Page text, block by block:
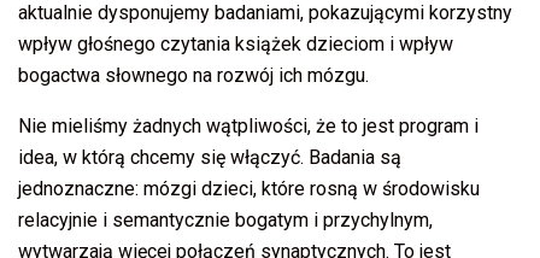
aktualnie dysponujemy badaniami, pokazującymi korzystny
wpływ głośnego czytania książek dzieciom i wpływ
bogactwa słownego na rozwój ich mózgu.
Nie mieliśmy żadnych wątpliwości, że to jest program i
idea, w którą chcemy się włączyć. Badania są
jednoznaczne: mózgi dzieci, które rosną w środowisku
relacyjnie i semantycznie bogatym i przychylnym,
wytwarzają więcej połączeń synaptycznych. To jest